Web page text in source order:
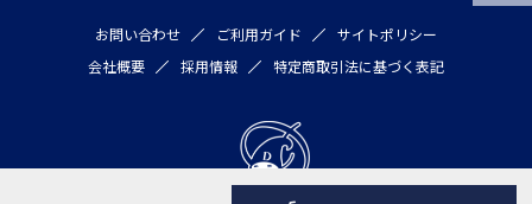
お問い合わせ ご利用ガイド
サイトポリシー
会社概要
採用情報 特定商取引法に基づく表記